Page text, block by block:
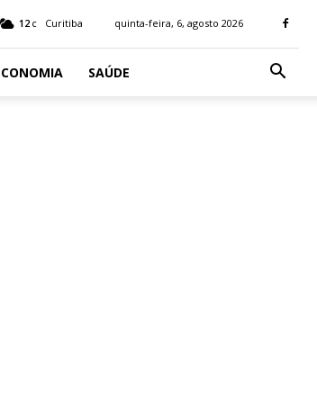
12 C Curitiba quinta-feira, 6, agosto 2026
SAÚDE